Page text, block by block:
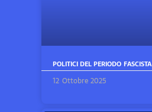
POLITICI DEL PERIODO FASCISTA
12 Ottobre 2025